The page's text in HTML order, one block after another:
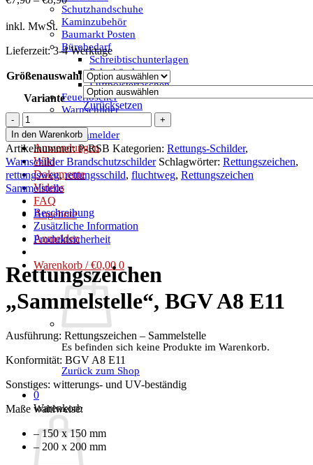
Schutzhandschuhe
Kaminzubehör
Baumarkt Posten
Bürobedarf
Schreibtischunterlagen
Paketbänder
Luftpolstertaschen
Feuerlöscher
Warnschilder
Rauchmelder
Anwendungen
Wiki
Dokumente
Videos
FAQ
Angebote
Anmelden
Warenkorb /€0,00 0
Es befinden sich keine Produkte im Warenkorb.
Zurück zum Shop
0
Warenkorb
inkl. MwSt.
Lieferzeit:3-4 Werktage
Größenauswahl
Variante
Zurücksetzen
Rettungszeichen
„Sammelstelle“,
BGV
A8
E11
Menge
In den Warenkorb
Artikelnummer:P-RSB Kategorien: Rettungs-Schilder,
Warnschilder Brandschutzschilder Schlagwörter: Rettungszeichen,
rettungsweg,rettungsschild, fluchtweg, Rettungszeichen
Sammelstelle
Beschreibung
Zusätzliche Information
Produktsicherheit
Rettungszeichen
„Sammelstelle“, BGV A8 E11
Ausführung: Rettungszeichen – Sammelstelle
Konformität: BGV A8 E11
Sonstiges: witterungs- und UV-beständig
Maße wahlweise:
– 150 x 150 mm
– 200 x 200 mm